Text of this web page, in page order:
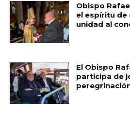
Obispo
el espíritu de
unidad al
El Obispo
participa de